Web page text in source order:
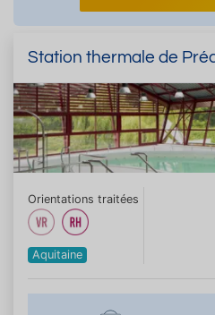
Station thermale de
Orientations traitées
Aquitaine